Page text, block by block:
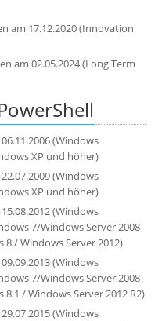
am 17.12.2020 (Innovation
am 02.05.2024 (Long Term
(Windows
XP und höher)
(Windows
XP und höher)
(Windows
7/Windows Server 2008
/ Windows Server 2012)
(Windows
7/Windows Server 2008
/ Windows Server 2012 R2)
(Windows